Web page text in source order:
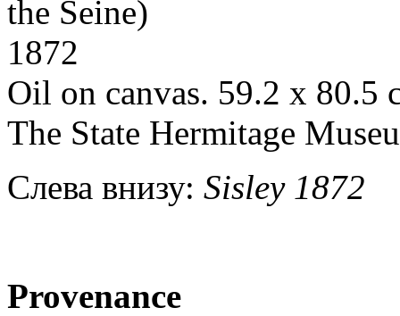
the Seine)
1872
Oil on canvas. 59.2 x 80.5
The State Hermitage
Слева внизу: Sisley 1872
Provenance